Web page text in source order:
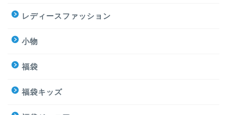
レディースファッション
小物
福袋
福袋キッズ